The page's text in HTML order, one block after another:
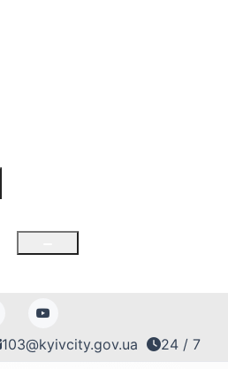
103@kyivcity.gov.ua 24 / 7